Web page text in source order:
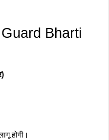
Bharti
होगी।